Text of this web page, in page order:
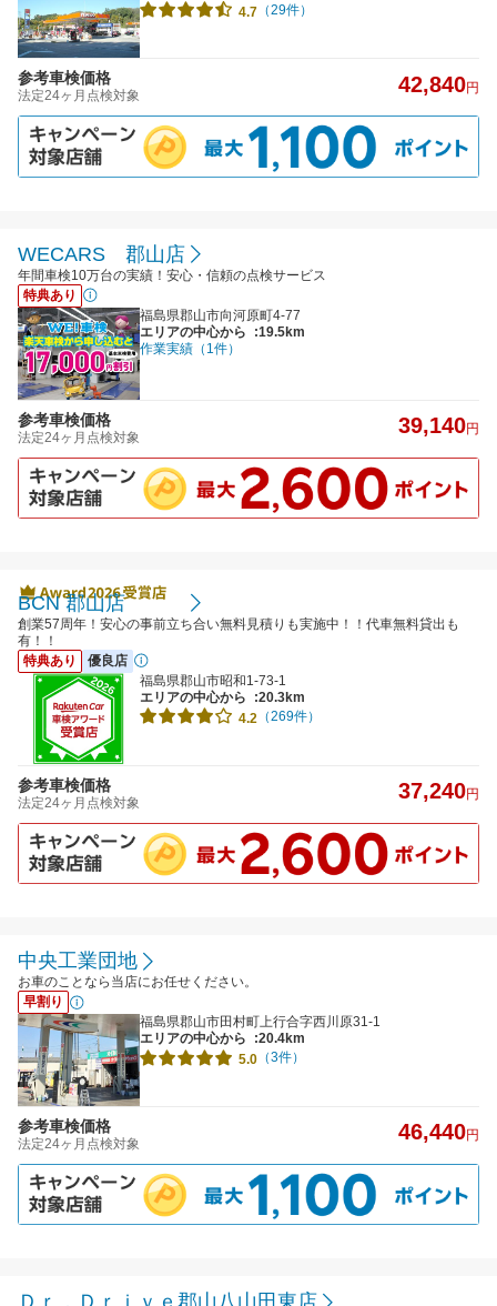
4.7 （29件）
参考車検価格
法定24ヶ月点検対象 42,840円
WECARS 郡山店
年間車検10万台の実績！安心・信頼の点検サービス
特典あり
福島県郡山市向河原町4-77
エリアの中心から
:19.5km
作業実績（1件）
参考車検価格
法定24ヶ月点検対象 39,140円
BCN 郡山店
創業57周年！安心の事前立ち合い無料見積りも実施中！！代車無料貸出も
有！！
特典あり
優良店
福島県郡山市昭和1-73-1
エリアの中心から
:20.3km
4.2 （269件）
参考車検価格
法定24ヶ月点検対象 37,240円
中央工業団地
お車のことなら当店にお任せください。
早割り
福島県郡山市田村町上行合字西川原31-1
エリアの中心から
:20.4km
5.0 （3件）
参考車検価格
法定24ヶ月点検対象 46,440円